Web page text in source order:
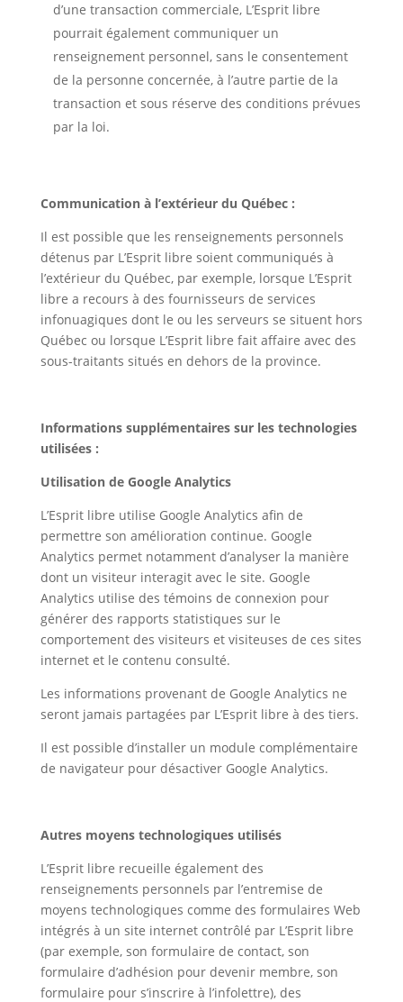
d’une transaction commerciale, L’Esprit libre
pourrait également communiquer un
renseignement personnel, sans le consentement
de la personne concernée, à l’autre partie de la
transaction et sous réserve des conditions prévues
par la loi.
Communication à l’extérieur du Québec :
Il est possible que les renseignements personnels
détenus par L’Esprit libre soient communiqués à
l’extérieur du Québec, par exemple, lorsque L’Esprit
libre a recours à des fournisseurs de services
infonuagiques dont le ou les serveurs se situent hors
Québec ou lorsque L’Esprit libre fait affaire avec des
sous-traitants situés en dehors de la province.
Informations supplémentaires sur les technologies
utilisées :
Utilisation de Google Analytics
L’Esprit libre utilise Google Analytics afin de
permettre son amélioration continue. Google
Analytics permet notamment d’analyser la manière
dont un visiteur interagit avec le site. Google
Analytics utilise des témoins de connexion pour
générer des rapports statistiques sur le
comportement des visiteurs et visiteuses de ces sites
internet et le contenu consulté.
Les informations provenant de Google Analytics ne
seront jamais partagées par L’Esprit libre à des tiers.
Il est possible d’installer un module complémentaire
de navigateur pour désactiver Google Analytics.
Autres moyens technologiques utilisés
L’Esprit libre recueille également des
renseignements personnels par l’entremise de
moyens technologiques comme des formulaires Web
intégrés à un site internet contrôlé par L’Esprit libre
(par exemple, son formulaire de contact, son
formulaire d’adhésion pour devenir membre, son
formulaire pour s’inscrire à l’infolettre), des